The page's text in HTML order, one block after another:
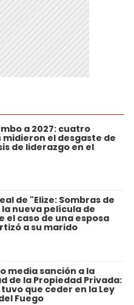
a 2027: cuatro
el desgaste de
de liderazgo en el
de "Elize: Sombras de
nueva película de
el caso de una esposa
a su marido
media sanción a la
de la Propiedad Privada:
que ceder en la Ley
Fuego